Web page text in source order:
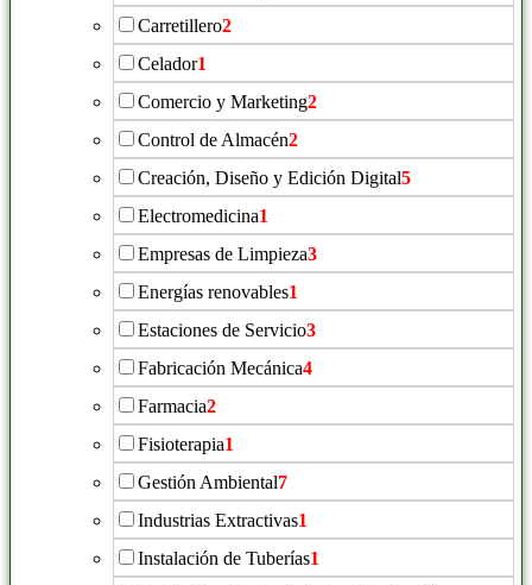
Carretillero2
Celador1
Comercio y Marketing2
Control de Almacén2
Creación, Diseño y Edición Digital5
Electromedicina1
Empresas de Limpieza3
Energías renovables1
Estaciones de Servicio3
Fabricación Mecánica4
Farmacia2
Fisioterapia1
Gestión Ambiental7
Industrias Extractivas1
Instalación de Tuberías1